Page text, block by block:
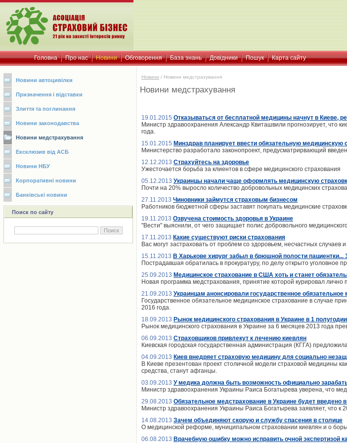
Головна Про нас Новини Обговорення База знань Довідники Пошук Карта сайту
Новини автоцивілки
Призначення і відставки
Злиття та поглинання
Новини законодавства
Новини медстрахування
Ексклюзив від АСБ
Новини НБУ
Корпоративні новини
Банківські новини
Поиск по сайту
Новини / Новини медстрахування
Новини медстрахування
19.01.2015 Отказываться от бесплатной медицины начнут в Киеве,
Министр здравоохранения Александр Квиташвили прогнозирует, что
года.
15.01.2015 Минздрав планирует ввести обязательную медицинскую
Министерство разработало законопроект, предусматрирвающий
12.12.2013 Страхуйтесь на здоровье
Ужесточается борьба за клиентов в сфере медицинского страхования
05.12.2013 Украинцы начали чаще оформлять медицинскую
Почти на 20% выросло количество добровольных медицинских
27.11.2013 Чиновники займутся страховым бизнесом
Работников бюджетной сферы заставят покупать медицинские
19.11.2013 Озвучена стоимость здоровья в Украине
"Вести" выяснили, от чего защищает полис добровольного
17.11.2013 Какие существуют риски страхования
Вас могут застраховать от проблем со здоровьем, несчастных
15.11.2013 В Харькове хирург забыл в брюшной полости
Пострадавшая обратилась в прокуратуру, по делу открыто уголовное
25.09.2013 Медицинское страхование в США хоть и станет
Новая программа медстрахования, принятие которой курировал
21.09.2013 Украинцам анонсировали государственное обязательное
Государственное обязательное медицинское страхование в случае
2016 года.
18.09.2013 Рынок медицинского страхования в Украине в 1
Рынок медицинского страхования в Украине за 6 месяцев 2013 года
06.09.2013 Страховщиков привлекут к лечению киевлян
Киевская городская государственная администрация (КГГА)
04.09.2013 Киев внедряет страховую медицину для социально
В Киеве презентован проект столичной модели страховой медицины
средства, станут афганцы.
03.09.2013 У медика должна быть возможность официально
Министр здравоохранения Украины Раиса Богатырева уверена, что
29.08.2013 Обязательное медстрахование в Украине будет введено
Министр здравоохранения Украины Раиса Богатырева заявляет, что к
14.08.2013 Зачем объединяют скорую и службу спасения в столице
О медицинской реформе, муниципальном страховании киевлян и о
06.08.2013 Врачебную ошибку можно исправить очной экспертизой